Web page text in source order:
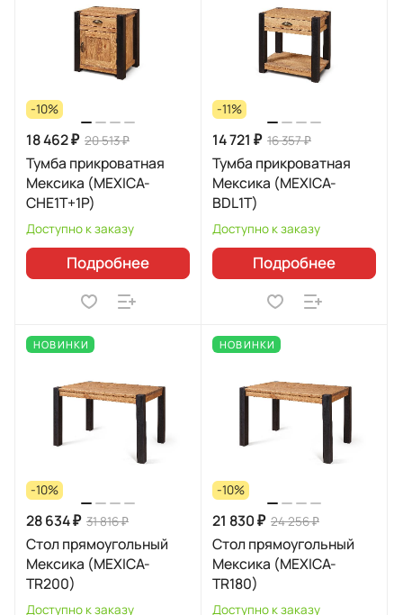
-10%
18 462 ₽ 20 513 ₽
Тумба прикроватная
Мексика (MEXICA-
CHE1T+1P)
Доступно к заказу
Подробнее
-11%
14 721 ₽ 16 357 ₽
Тумба прикроватная
Мексика (MEXICA-
BDL1T)
Доступно к заказу
Подробнее
НОВИНКИ
-10%
28 634 ₽ 31 816 ₽
Стол прямоугольный
Мексика (MEXICA-
TR200)
Доступно к заказу
НОВИНКИ
-10%
21 830 ₽ 24 256 ₽
Стол прямоугольный
Мексика (MEXICA-
TR180)
Доступно к заказу